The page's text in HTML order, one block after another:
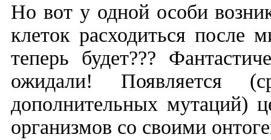
Но вот у одной особи
клеток расходиться после
теперь будет???
ожидали! Появляется
дополнительных мутаций)
организмов со своими